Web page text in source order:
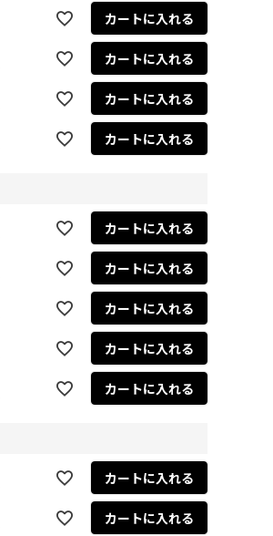
カートに入れる
カートに入れる
カートに入れる
カートに入れる
カートに入れる
カートに入れる
カートに入れる
カートに入れる
カートに入れる
カートに入れる
カートに入れる